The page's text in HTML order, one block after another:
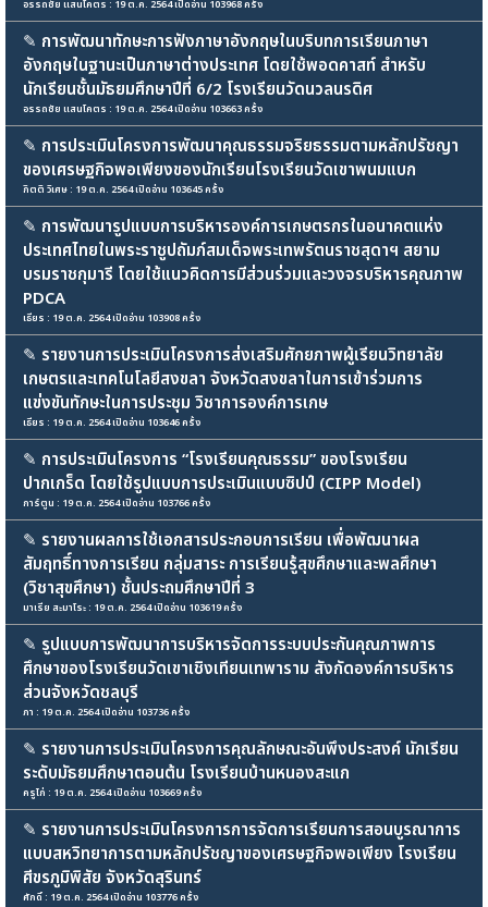
อรรถชัย แสนโคตร : 19 ต.ค. 2564 เปิดอ่าน 103968 ครั้ง
✎ การพัฒนาทักษะการฟังภาษาอังกฤษในบริบทการเรียนภาษา
อังกฤษในฐานะเป็นภาษาต่างประเทศ โดยใช้พอดคาสท์ สำหรับ
นักเรียนชั้นมัธยมศึกษาปีที่ 6/2 โรงเรียนวัดนวลนรดิศ
อรรถชัย แสนโคตร : 19 ต.ค. 2564 เปิดอ่าน 103663 ครั้ง
✎ การประเมินโครงการพัฒนาคุณธรรมจริยธรรมตามหลักปรัชญา
ของเศรษฐกิจพอเพียงของนักเรียนโรงเรียนวัดเขาพนมแบก
กิตติ วิเศษ : 19 ต.ค. 2564 เปิดอ่าน 103645 ครั้ง
✎ การพัฒนารูปแบบการบริหารองค์การเกษตรกรในอนาคตแห่ง
ประเทศไทยในพระราชูปถัมภ์สมเด็จพระเทพรัตนราชสุดาฯ สยาม
บรมราชกุมารี โดยใช้แนวคิดการมีส่วนร่วมและวงจรบริหารคุณภาพ
PDCA
เธียร : 19 ต.ค. 2564 เปิดอ่าน 103908 ครั้ง
✎ รายงานการประเมินโครงการส่งเสริมศักยภาพผู้เรียนวิทยาลัย
เกษตรและเทคโนโลยีสงขลา จังหวัดสงขลาในการเข้าร่วมการ
แข่งขันทักษะในการประชุม วิชาการองค์การเกษ
เธียร : 19 ต.ค. 2564 เปิดอ่าน 103646 ครั้ง
✎ การประเมินโครงการ “โรงเรียนคุณธรรม” ของโรงเรียน
ปากเกร็ด โดยใช้รูปแบบการประเมินแบบซิปป์ (CIPP Model)
การ์ตูน : 19 ต.ค. 2564 เปิดอ่าน 103766 ครั้ง
✎ รายงานผลการใช้เอกสารประกอบการเรียน เพื่อพัฒนาผล
สัมฤทธิ์ทางการเรียน กลุ่มสาระ การเรียนรู้สุขศึกษาและพลศึกษา
(วิชาสุขศึกษา) ชั้นประถมศึกษาปีที่ 3
มาเรีย สะมาโระ : 19 ต.ค. 2564 เปิดอ่าน 103619 ครั้ง
✎ รูปแบบการพัฒนาการบริหารจัดการระบบประกันคุณภาพการ
ศึกษาของโรงเรียนวัดเขาเชิงเทียนเทพาราม สังกัดองค์การบริหาร
ส่วนจังหวัดชลบุรี
ภา : 19 ต.ค. 2564 เปิดอ่าน 103736 ครั้ง
✎ รายงานการประเมินโครงการคุณลักษณะอันพึงประสงค์ นักเรียน
ระดับมัธยมศึกษาตอนต้น โรงเรียนบ้านหนองสะแก
ครูไก่ : 19 ต.ค. 2564 เปิดอ่าน 103669 ครั้ง
✎ รายงานการประเมินโครงการการจัดการเรียนการสอนบูรณาการ
แบบสหวิทยาการตามหลักปรัชญาของเศรษฐกิจพอเพียง โรงเรียน
ศีขรภูมิพิสัย จังหวัดสุรินทร์
ศักดิ์ : 19 ต.ค. 2564 เปิดอ่าน 103776 ครั้ง